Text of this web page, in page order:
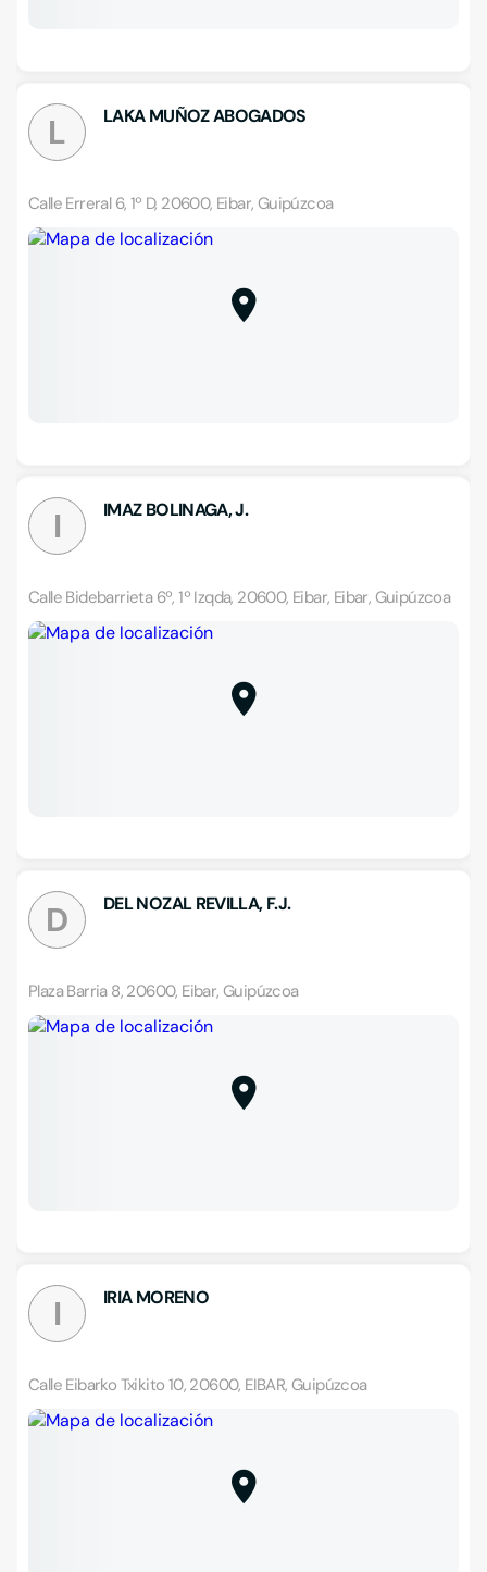
L LAKA MUÑOZ ABOGADOS
Calle Erreral 6, 1º D, 20600, Eibar, Guipúzcoa
I IMAZ BOLINAGA, J.
Calle Bidebarrieta 6º, 1º Izqda, 20600, Eibar, Eibar, Guipúzcoa
D DEL NOZAL REVILLA, F.J.
Plaza Barria 8, 20600, Eibar, Guipúzcoa
I IRIA MORENO
Calle Eibarko Txikito 10, 20600, EIBAR, Guipúzcoa